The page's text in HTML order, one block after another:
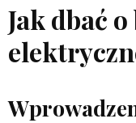
Jak dbać